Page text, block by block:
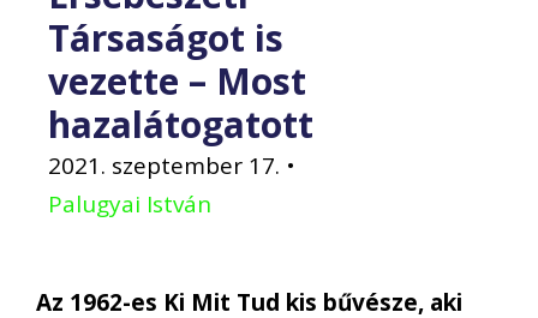
Társaságot is
vezette – Most
hazalátogatott
2021. szeptember 17. •
Palugyai István
Az 1962-es Ki Mit Tud kis bűvésze, aki